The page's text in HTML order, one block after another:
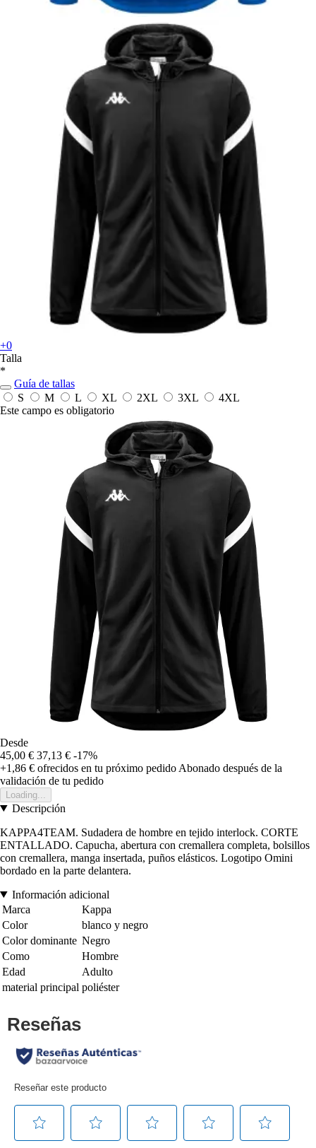
+0
Talla
*
Guía de tallas
S
M L XL 2XL 3XL
4XL
Este campo es obligatorio
Desde
45,00 € 37,13 € -17%
+1,86 € ofrecidos en tu próximo pedido Abonado después de la
validación de tu pedido
Loading...
Descripción
KAPPA4TEAM. Sudadera de hombre en tejido interlock. CORTE
ENTALLADO. Capucha, abertura con cremallera completa, bolsillos
con cremallera, manga insertada, puños elásticos. Logotipo Omini
bordado en la parte delantera.
Información adicional
Marca
Kappa
Color
blanco y negro
Color dominante Negro
Como
Hombre
Edad
Adulto
material principal poliéster